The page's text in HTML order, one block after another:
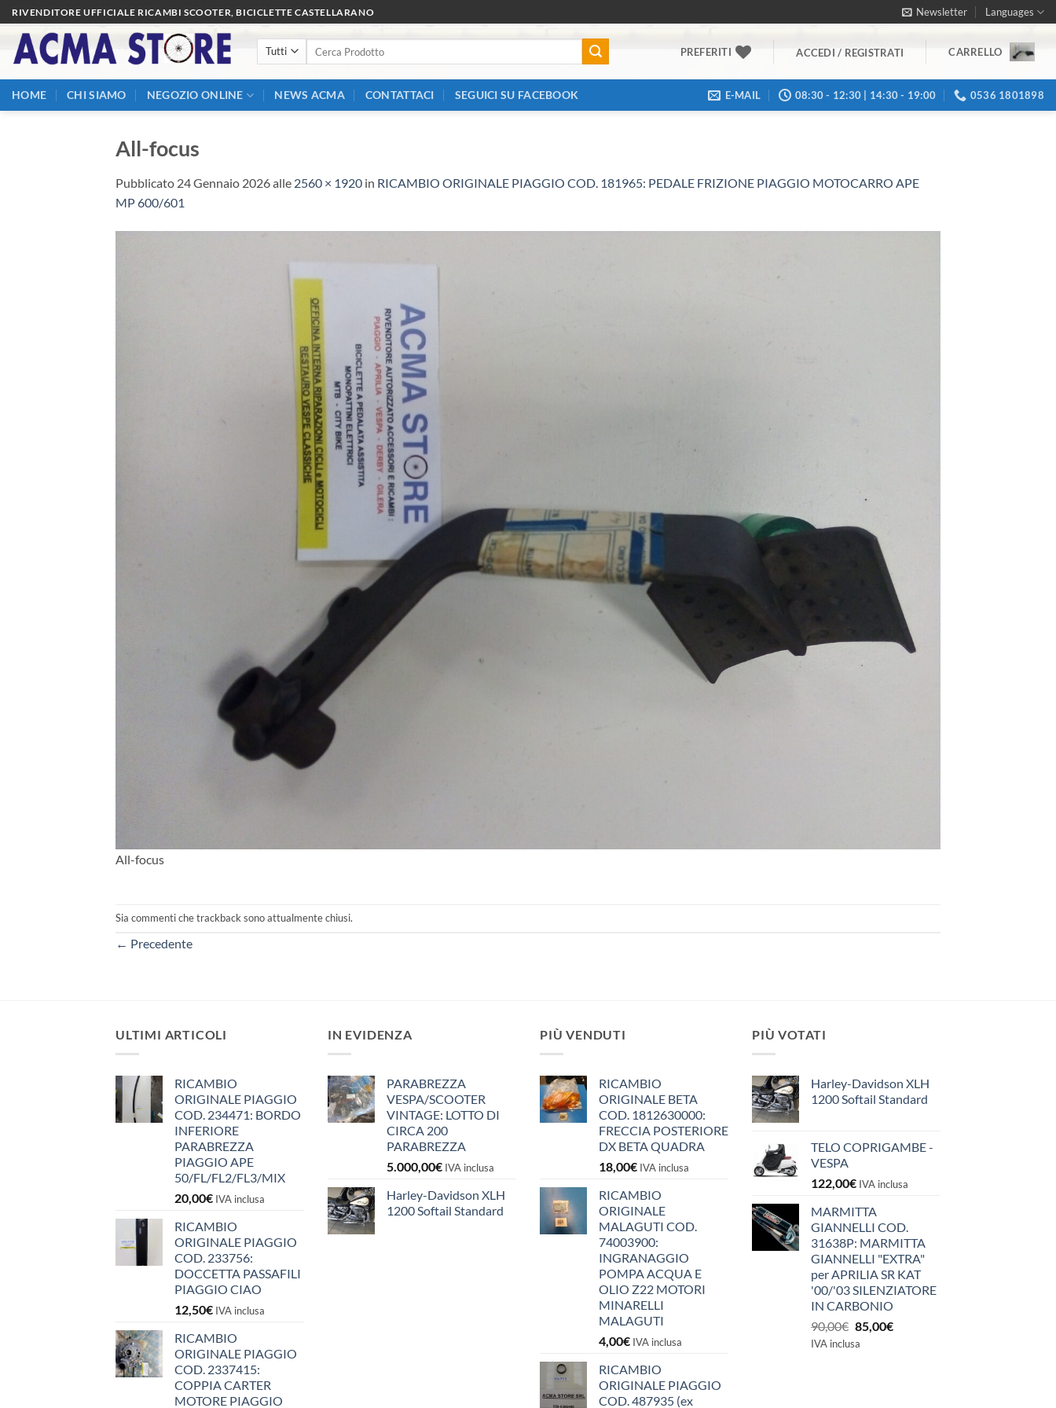
Salta
ai
contenuti
RIVENDITORE UFFICIALE RICAMBI SCOOTER, BICICLETTE CASTELLARANO Newsletter Languages
PREFERITI ACCEDI / REGISTRATI CARRELLO
HOME CHI SIAMO NEGOZIO ONLINE NEWS ACMA CONTATTACI SEGUICI SU FACEBOOK E-MAIL 08:30 - 12:30 | 14:30 - 19:00 0536 1801898
All-focus
Pubblicato 24 Gennaio 2026alle 2560 × 1920 in RICAMBIO ORIGINALE PIAGGIO COD. 181965: PEDALE FRIZIONE PIAGGIO MOTOCARRO APE
MP 600/601
All-focus
Sia commenti che trackback sono attualmente chiusi.
← Precedente
ULTIMI ARTICOLI
RICAMBIO
ORIGINALE PIAGGIO
COD. 234471: BORDO
INFERIORE
PARABREZZA
PIAGGIO APE
50/FL/FL2/FL3/MIX
20,00€ IVA inclusa
RICAMBIO
ORIGINALE PIAGGIO
COD. 233756:
DOCCETTA PASSAFILI
PIAGGIO CIAO
12,50€ IVA inclusa
RICAMBIO
ORIGINALE PIAGGIO
COD. 2337415:
COPPIA CARTER
MOTORE PIAGGIO
IN EVIDENZA
PARABREZZA
VESPA/SCOOTER
VINTAGE: LOTTO DI
CIRCA 200
PARABREZZA
5.000,00€ IVA inclusa
Harley-Davidson XLH
1200 Softail Standard
PIÙ VENDUTI
RICAMBIO
ORIGINALE BETA
COD. 1812630000:
FRECCIA POSTERIORE
DX BETA QUADRA
18,00€ IVA inclusa
RICAMBIO
ORIGINALE
MALAGUTI COD.
74003900:
INGRANAGGIO
POMPA ACQUA E
OLIO Z22 MOTORI
MINARELLI
MALAGUTI
4,00€ IVA inclusa
RICAMBIO
ORIGINALE PIAGGIO
COD. 487935 (ex
PIÙ VOTATI
Harley-Davidson XLH
1200 Softail Standard
TELO COPRIGAMBE -
VESPA
122,00€ IVA inclusa
MARMITTA
GIANNELLI COD.
31638P: MARMITTA
GIANNELLI "EXTRA"
per APRILIA SR KAT
'00/'03 SILENZIATORE
IN CARBONIO
90,00€ Il
prezzo
85,00€Il
IVA inclusa